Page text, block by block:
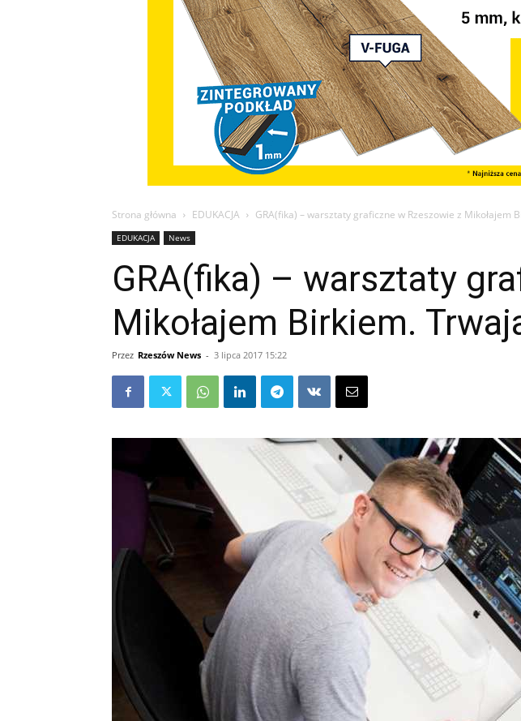
Strona główna EDUKACJA GRA(fika) – warsztaty graficzne w Rzeszowie z Mikołajem
EDUKACJA News
GRA(fika) – warsztaty
Mikołajem Birkiem.
Przez Rzeszów News - 3 lipca 2017 15:22